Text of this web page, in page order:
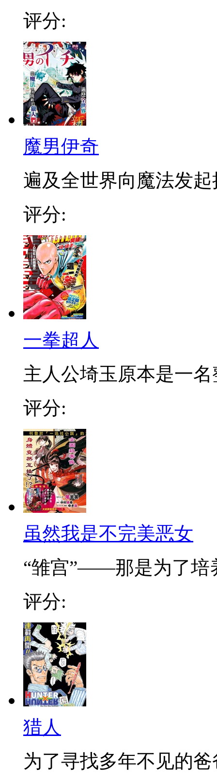
评分:
魔男伊奇
遍及全世界向魔法发起
评分:
一拳超人
主人公埼玉原本是一名
评分:
虽然我是不完美恶女
“雏宫”——那是为了培
评分:
猎人
为了寻找多年不见的爸